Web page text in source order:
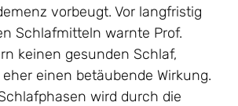
vorbeugt. Vor langfristig
Schlafmitteln warnte Prof.
keinen gesunden Schlaf,
einen betäubende Wirkung.
wird durch die